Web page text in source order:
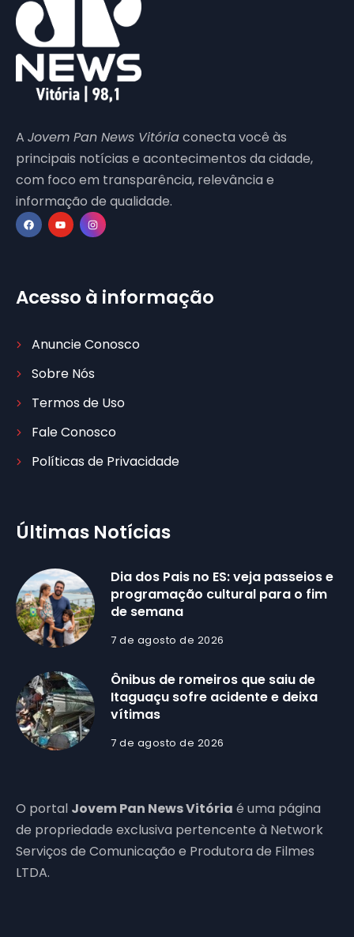
A Jovem Pan News Vitóriaconecta você às
principais notícias e acontecimentos da cidade,
com foco em transparência, relevância e
informação de qualidade.
Acesso à informação
Anuncie Conosco
Sobre Nós
Termos de Uso
Fale Conosco
Políticas de Privacidade
Últimas Notícias
Dia dos Pais no ES: veja passeios e
programação cultural para o fim
de semana
7 de agosto de 2026
Ônibus de romeiros que saiu de
Itaguaçu sofre acidente e deixa
vítimas
7 de agosto de 2026
O portal Jovem Pan News Vitória é uma página
de propriedade exclusiva pertencente à Network
Serviços de Comunicação e Produtora de Filmes
LTDA.